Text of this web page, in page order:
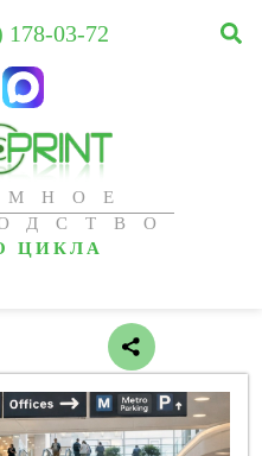
ЦИКЛА
178-03-72